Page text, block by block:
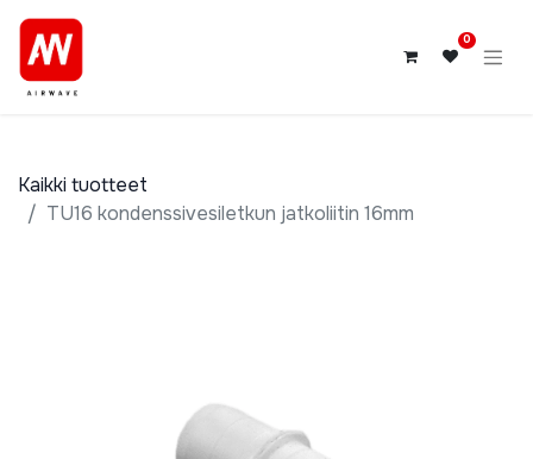
0
Kaikki tuotteet
TU16 kondenssivesiletkun jatkoliitin 16mm